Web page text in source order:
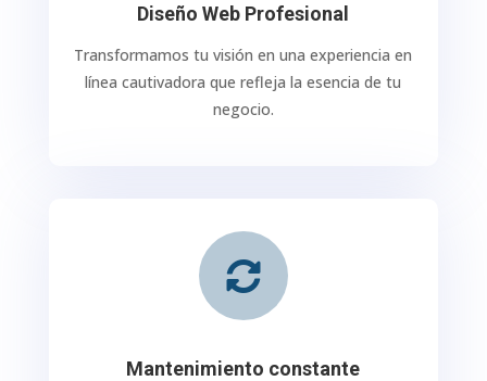
Diseño Web Profesional
Transformamos tu visión en una experiencia en
línea cautivadora que refleja la esencia de tu
negocio.

Mantenimiento constante